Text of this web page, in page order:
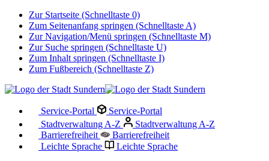
Zur Startseite (Schnelltaste 0)
Zum Seitenanfang springen (Schnelltaste A)
Zur Navigation/Menü springen (Schnelltaste M)
Zur Suche springen (Schnelltaste U)
Zum Inhalt springen (Schnelltaste I)
Zum Fußbereich (Schnelltaste Z)
Service-Portal
Service-Portal
Stadtverwaltung A-Z
Stadtverwaltung A-Z
Barrierefreiheit
Barrierefreiheit
Leichte Sprache
Leichte Sprache